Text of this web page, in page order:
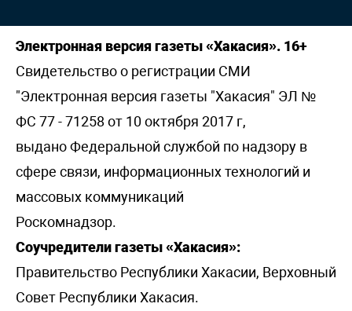
Электронная версия газеты «Хакасия». 16+
Свидетельство о регистрации СМИ
"Электронная версия газеты "Хакасия" ЭЛ №
ФС 77 - 71258 от 10 октября 2017 г,
выдано Федеральной службой по надзору в
сфере связи, информационных технологий и
массовых коммуникаций
Роскомнадзор.
Соучредители газеты «Хакасия»:
Правительство Республики Хакасии, Верховный
Совет Республики Хакасия.